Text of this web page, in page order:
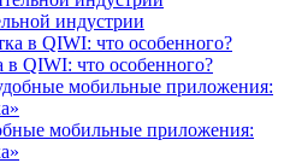
индустрии
в QIWI: что особенного?
мобильные приложения: